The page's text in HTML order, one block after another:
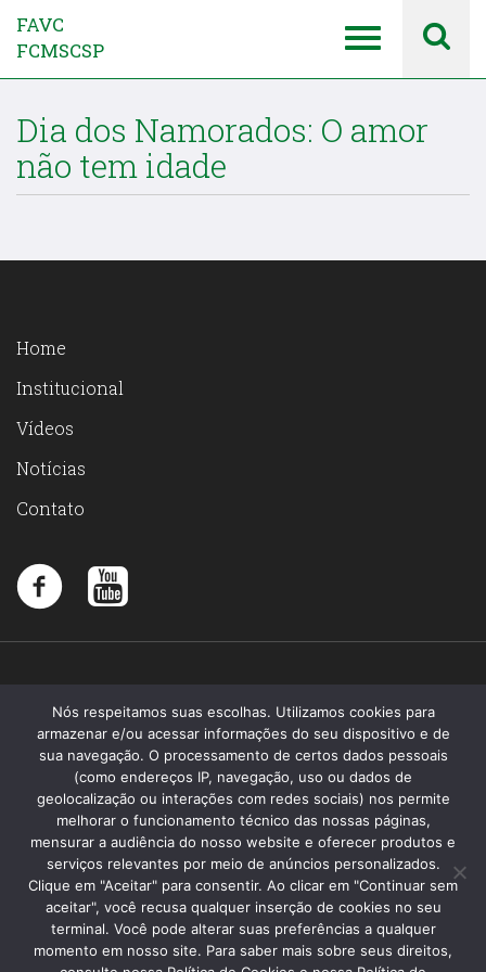
FAVC
FCMSCSP
Dia dos Namorados: O amor
não tem idade
Home
Institucional
Vídeos
Notícias
Contato
Santa Memória 2019 - Todos os direitos reservados
Nós respeitamos suas escolhas. Utilizamos cookies para
armazenar e/ou acessar informações do seu dispositivo e de
sua navegação. O processamento de certos dados pessoais
(como endereços IP, navegação, uso ou dados de
geolocalização ou interações com redes sociais) nos permite
melhorar o funcionamento técnico das nossas páginas,
mensurar a audiência do nosso website e oferecer produtos e
serviços relevantes por meio de anúncios personalizados.
Clique em "Aceitar" para consentir. Ao clicar em "Continuar sem
aceitar", você recusa qualquer inserção de cookies no seu
terminal. Você pode alterar suas preferências a qualquer
momento em nosso site. Para saber mais sobre seus direitos,